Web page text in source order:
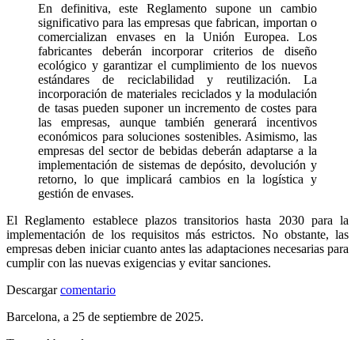
En definitiva, este Reglamento supone un cambio
significativo para las empresas que fabrican, importan o
comercializan envases en la Unión Europea. Los
fabricantes deberán incorporar criterios de diseño
ecológico y garantizar el cumplimiento de los nuevos
estándares de reciclabilidad y reutilización. La
incorporación de materiales reciclados y la modulación
de tasas pueden suponer un incremento de costes para
las empresas, aunque también generará incentivos
económicos para soluciones sostenibles. Asimismo, las
empresas del sector de bebidas deberán adaptarse a la
implementación de sistemas de depósito, devolución y
retorno, lo que implicará cambios en la logística y
gestión de envases.
El Reglamento establece plazos transitorios hasta 2030 para la
implementación de los requisitos más estrictos. No obstante, las
empresas deben iniciar cuanto antes las adaptaciones necesarias para
cumplir con las nuevas exigencias y evitar sanciones.
Descargarcomentario
Barcelona, a 25 de septiembre de 2025.